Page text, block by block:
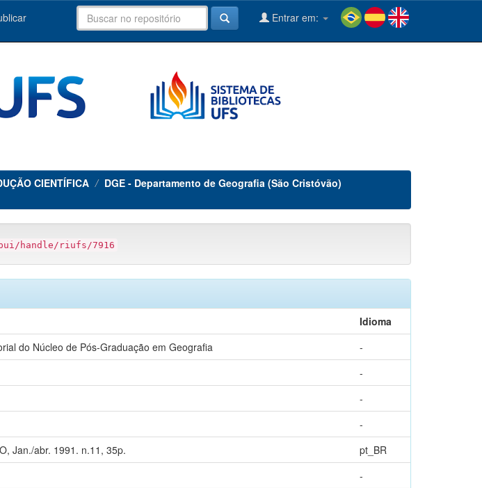
Entrar em:
CIENTÍFICA
DGE - Departamento de Geografia (São Cristóvão)
handle/riufs/7916
Idioma
do Núcleo de Pós-Graduação em Geografia
-
-
-
-
Jan./abr. 1991. n.11, 35p.
pt_BR
-